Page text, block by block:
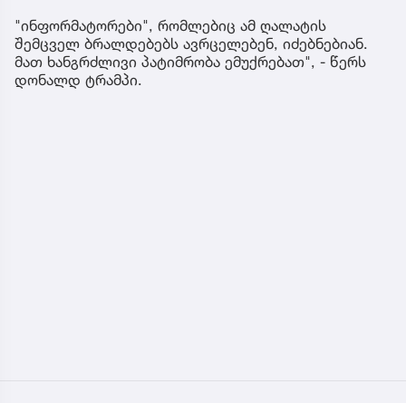
"ინფორმატორები", რომლებიც ამ ღალატის
შემცველ ბრალდებებს ავრცელებენ, იძებნებიან.
მათ ხანგრძლივი პატიმრობა ემუქრებათ", - წერს
დონალდ ტრამპი.